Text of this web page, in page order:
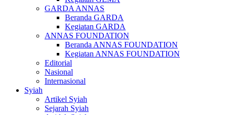
GARDA ANNAS
Beranda GARDA
Kegiatan GARDA
ANNAS FOUNDATION
Beranda ANNAS FOUNDATION
Kegiatan ANNAS FOUNDATION
Editorial
Nasional
Internasional
Syiah
Artikel Syiah
Sejarah Syiah